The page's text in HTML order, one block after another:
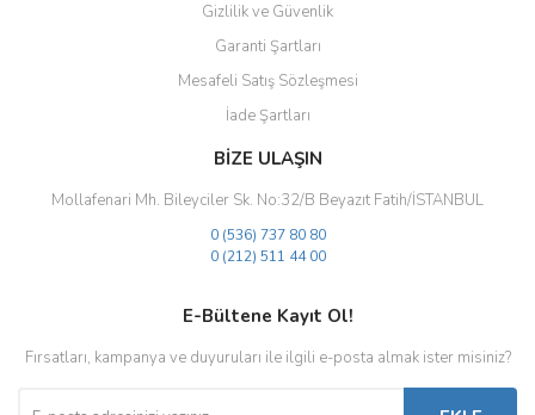
Gönder
Gizlilik ve Güvenlik
Garanti Şartları
Mesafeli Satış Sözleşmesi
İade Şartları
BİZE ULAŞIN
Mollafenari Mh. Bileyciler Sk. No:32/B Beyazıt Fatih/İSTANBUL
0 (536) 737 80 80
0 (212) 511 44 00
E-Bültene Kayıt Ol!
Fırsatları, kampanya ve duyuruları ile ilgili e-posta almak ister misiniz?